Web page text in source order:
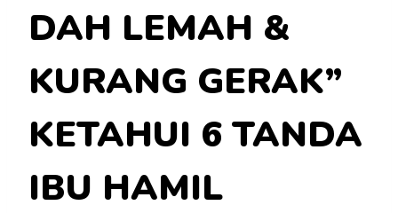
DAH LEMAH &
KURANG GERAK”
KETAHUI 6 TANDA
IBU HAMIL